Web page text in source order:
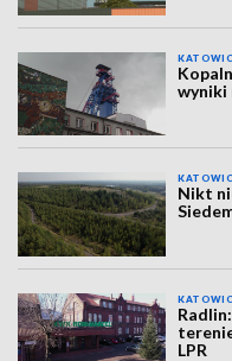
Nikt
LPR